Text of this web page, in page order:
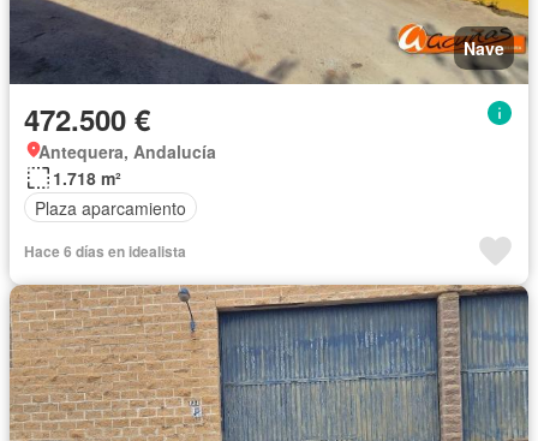
Nave
472.500 €
Antequera, Andalucía
1.718 m²
Plaza aparcamiento
Hace 6 días en idealista